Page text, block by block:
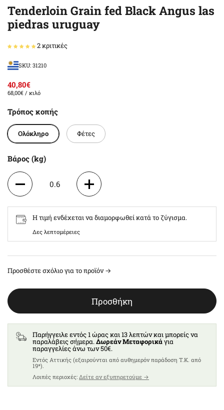
Tenderloin Grain fed Black Angus las
piedras uruguay
2 κριτικές
SKU: 31210
40,80€
68,00€ / κιλό
Τρόπος κοπής
Ολόκληρο Φέτες
1.2
2.4
4.2
5.4
Βάρος (kg)
Η τιμή ενδέχεται να διαμορφωθεί κατά το ζύγισμα.
Δες λεπτομέρειες
Προσθέστε σχόλιο για το προϊόν →
Προσθήκη
Παρήγγειλε εντός 1 ώρας και 13 λεπτών και μπορείς να
παραλάβεις σήμερα.Δωρεάν Μεταφορικάγια
παραγγελίες άνω των 50€.
Eντός Αττικής (εξαιρούνται από αυθημερόν παράδοση T.K. από
19*).
Λοιπές περιοχές: Δείτε αν εξυπηρετούμε →